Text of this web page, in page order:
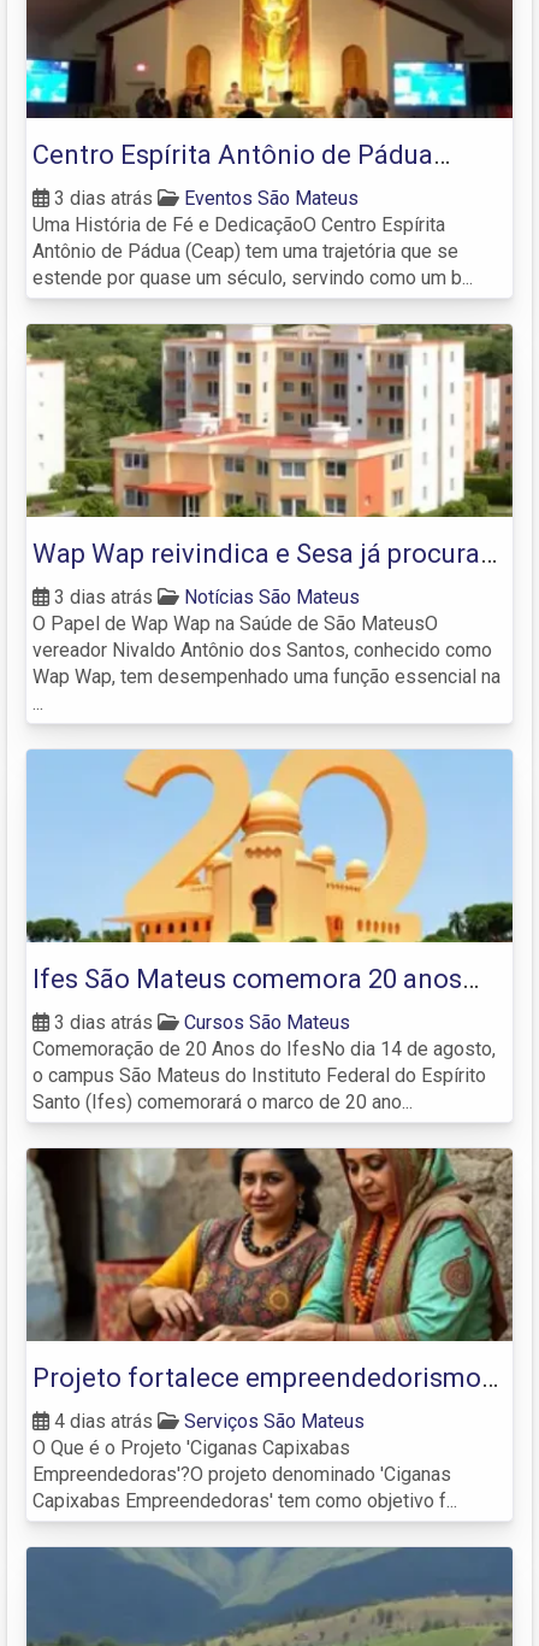
Centro Espírita Antônio de Pádua
celebra 98 anos em São Mateus
3 dias atrás
Eventos São Mateus
Uma História de Fé e DedicaçãoO Centro Espírita
Antônio de Pádua (Ceap) tem uma trajetória que se
estende por quase um século, servindo como um b...
Wap Wap reivindica e Sesa já procura
imóvel para Micropolo Regional de
Saúde em São Mateus
3 dias atrás
Notícias São Mateus
O Papel de Wap Wap na Saúde de São MateusO
vereador Nivaldo Antônio dos Santos, conhecido como
Wap Wap, tem desempenhado uma função essencial na
...
Ifes São Mateus comemora 20 anos
com três dias de ciência, cultura e
inovação abertos ao público
3 dias atrás
Cursos São Mateus
Comemoração de 20 Anos do IfesNo dia 14 de agosto,
o campus São Mateus do Instituto Federal do Espírito
Santo (Ifes) comemorará o marco de 20 ano...
Projeto fortalece empreendedorismo
de mulheres ciganas em São Mateus e
Jaguaré
4 dias atrás
Serviços São Mateus
O Que é o Projeto 'Ciganas Capixabas
Empreendedoras'?O projeto denominado 'Ciganas
Capixabas Empreendedoras' tem como objetivo f...